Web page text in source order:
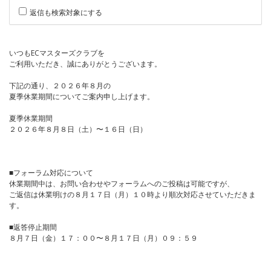
返信も検索対象にする
いつもECマスターズクラブを
ご利用いただき、誠にありがとうございます。
下記の通り、２０２６年８月の
夏季休業期間についてご案内申し上げます。
夏季休業期間
２０２６年８月８日（土）〜１６日（日）
■フォーラム対応について
休業期間中は、お問い合わせやフォーラムへのご投稿は可能ですが、
ご返信は休業明けの８月１７日（月）１０時より順次対応させていただきま
す。
■返答停止期間
８月７日（金）１７：００〜８月１７日（月）０９：５９